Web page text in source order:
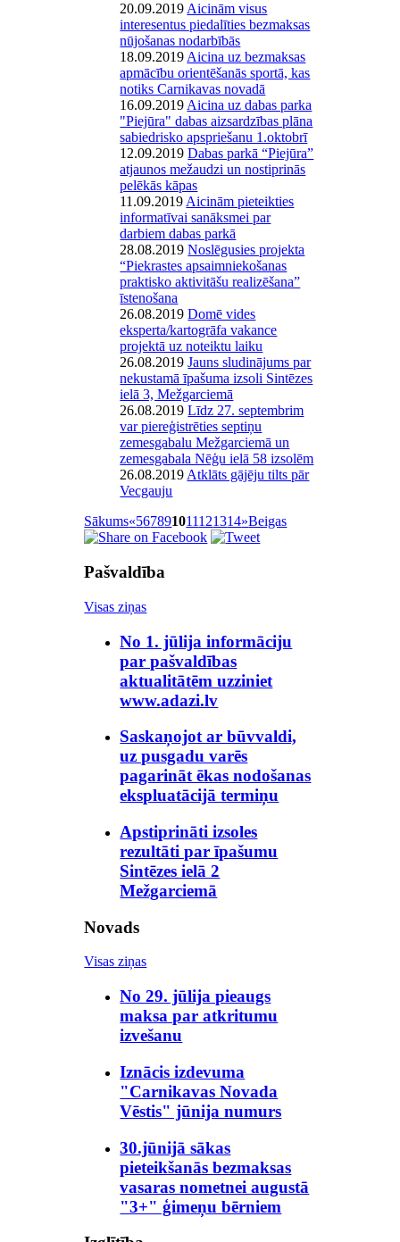
20.09.2019 Aicinām visus
interesentus piedalīties bezmaksas
nūjošanas nodarbībās
18.09.2019 Aicina uz bezmaksas
apmācību orientēšanās sportā, kas
notiks Carnikavas novadā
16.09.2019 Aicina uz dabas parka
"Piejūra" dabas aizsardzības plāna
sabiedrisko apspriešanu 1.oktobrī
12.09.2019Dabas parkā “Piejūra”
atjaunos mežaudzi un nostiprinās
pelēkās kāpas
11.09.2019 Aicinām pieteikties
informatīvai sanāksmei par
darbiem dabas parkā
28.08.2019Noslēgusies projekta
“Piekrastes apsaimniekošanas
praktisko aktivitāšu realizēšana”
īstenošana
26.08.2019Domē vides
eksperta/kartogrāfa vakance
projektā uz noteiktu laiku
26.08.2019Jauns sludinājums par
nekustamā īpašuma izsoli Sintēzes
ielā 3, Mežgarciemā
26.08.2019Līdz 27. septembrim
var piereģistrēties septiņu
zemesgabalu Mežgarciemā un
zemesgabala Nēģu ielā 58 izsolēm
26.08.2019 Atklāts gājēju tilts pār
Vecgauju
Sākums«567891011121314»Beigas
Pašvaldība
Visas ziņas
No 1. jūlija informāciju
par pašvaldības
aktualitātēm uzziniet
www.adazi.lv
Saskaņojot ar būvvaldi,
uz pusgadu varēs
pagarināt ēkas nodošanas
ekspluatācijā termiņu
Apstiprināti izsoles
rezultāti par īpašumu
Sintēzes ielā 2
Mežgarciemā
Novads
Visas ziņas
No 29. jūlija pieaugs
maksa par atkritumu
izvešanu
Iznācis izdevuma
"Carnikavas Novada
Vēstis" jūnija numurs
30.jūnijā sākas
pieteikšanās bezmaksas
vasaras nometnei augustā
"3+" ģimeņu bērniem